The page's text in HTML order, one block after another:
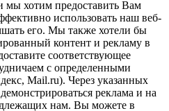
хотим предоставить Вам
использовать наш веб-
его. Мы также хотели бы
контент и рекламу в
соответствующее
с определенными
Mail.ru). Через указанных
реклама и на
нам. Вы можете в